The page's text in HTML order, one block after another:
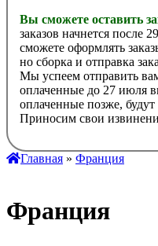
Вы сможете оставить
заказов начнется после
сможете оформлять
но сборка и отправка
Мы успеем отправить
оплаченные до 27 июля
оплаченные позже,
Приносим свои
Главная » Франция
Франция